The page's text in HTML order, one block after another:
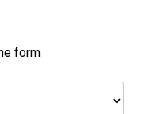
form